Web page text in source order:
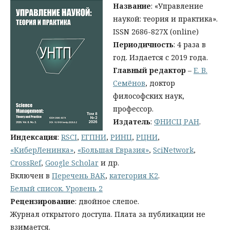
Название: «Управление
наукой: теория и практика».
ISSN 2686-827X (online)
Периодичность: 4 раза в
год. Издается с 2019 года.
Главный редактор – Е. В.
Семёнов, доктор
философских наук,
профессор.
Издатель: ФНИСЦ РАН.
Индексация: RSCI, ЕГПНИ, РИНЦ, РЦНИ,
«КиберЛенинка», «Большая Евразия», SciNetwork,
CrossRef, Google Scholar и др.
Включен в Перечень ВАК, категория К2.
Белый список. Уровень 2
Рецензирование: двойное слепое.
Журнал открытого доступа. Плата за публикации не
взимается.